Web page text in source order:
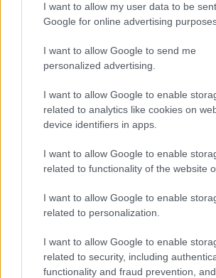
I want to allow my user data to be
Google for online advertising
I want to allow Google to send me
personalized advertising.
I want to allow Google to enable
related to analytics like cookies on
device identifiers in apps.
I want to allow Google to enable
related to functionality of the website
I want to allow Google to enable
related to personalization.
I want to allow Google to enable
related to security, including
functionality and fraud prevention,
Numero di telefono